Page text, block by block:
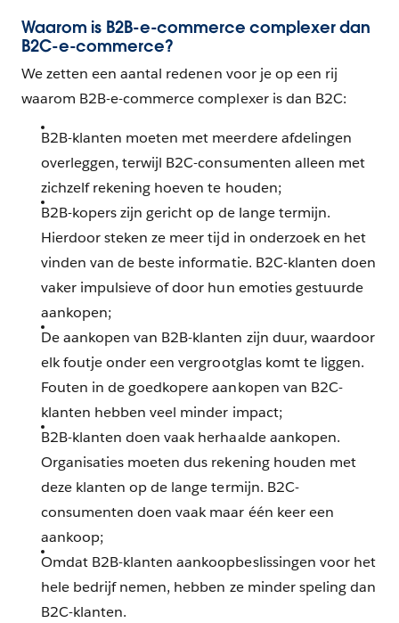
Waarom is B2B-e-commerce complexer dan
B2C-e-commerce?
We zetten een aantal redenen voor je op een rij
waarom B2B-e-commerce complexer is dan B2C:
B2B-klanten moeten met meerdere afdelingen
overleggen, terwijl B2C-consumenten alleen met
zichzelf rekening hoeven te houden;
B2B-kopers zijn gericht op de lange termijn.
Hierdoor steken ze meer tijd in onderzoek en het
vinden van de beste informatie. B2C-klanten doen
vaker impulsieve of door hun emoties gestuurde
aankopen;
De aankopen van B2B-klanten zijn duur, waardoor
elk foutje onder een vergrootglas komt te liggen.
Fouten in de goedkopere aankopen van B2C-
klanten hebben veel minder impact;
B2B-klanten doen vaak herhaalde aankopen.
Organisaties moeten dus rekening houden met
deze klanten op de lange termijn. B2C-
consumenten doen vaak maar één keer een
aankoop;
Omdat B2B-klanten aankoopbeslissingen voor het
hele bedrijf nemen, hebben ze minder speling dan
B2C-klanten.